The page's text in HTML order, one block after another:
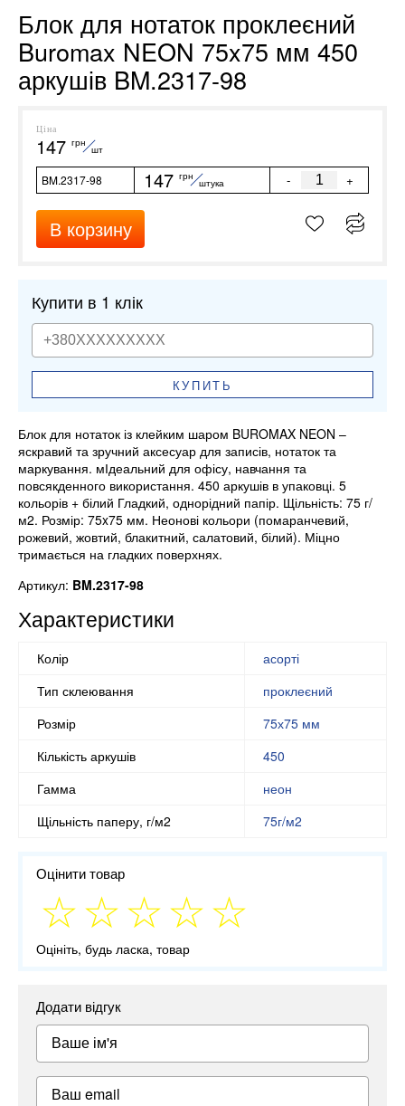
Блок для нотаток проклеєний
Buromax NEON 75x75 мм 450
аркушів BM.2317-98
Ціна
147 грн
шт
BM.2317-98 147 грн
штука - +
В корзину
Купити в 1 клік
КУПИТЬ
Блок для нотаток із клейким шаром BUROMAX NEON –
яскравий та зручний аксесуар для записів, нотаток та
маркування. мІдеальний для офісу, навчання та
повсякденного використання. 450 аркушів в упаковці. 5
кольорів + білий Гладкий, однорідний папір. Щільність: 75 г/
м2. Розмір: 75x75 мм. Неонові кольори (помаранчевий,
рожевий, жовтий, блакитний, салатовий, білий). Міцно
тримається на гладких поверхнях.
Артикул: BM.2317-98
Характеристики
Колір
асорті
Тип склеювання
проклеєний
Розмір
75х75 мм
Кількість аркушів
450
Гамма
неон
Щільність паперу, г/м2
75г/м2
Оцінити товар
Оцініть, будь ласка, товар
Додати відгук
Ваше ім'я
Ваш email